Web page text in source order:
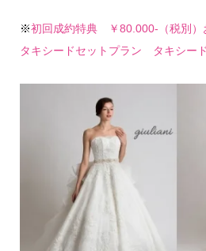
※初回成約特典 ￥80.000-（税別）
タキシードセットプラン タキシー